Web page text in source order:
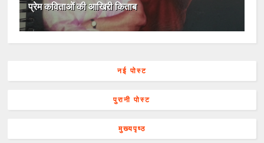
प्रेम कविताओं की आखिरी किताब
नई पोस्ट
पुरानी पोस्ट
मुख्यपृष्ठ